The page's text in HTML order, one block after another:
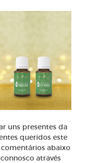
uns presentes da
queridos este
comentários abaixo
através